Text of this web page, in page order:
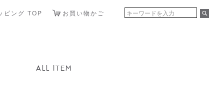
ピング TOP お買い物かご
ALL ITEM